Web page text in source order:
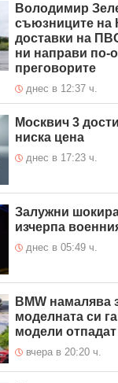
Володимир
съюзниците на
доставки на
ни направи по-
преговорите
днес в 12:37 ч.
Москвич 3
ниска цена
днес в 17:23 ч.
Залужни
изчерпа
днес в 05:49 ч.
BMW намалява
моделната си
модели отпадат
вчера в 20:20 ч.